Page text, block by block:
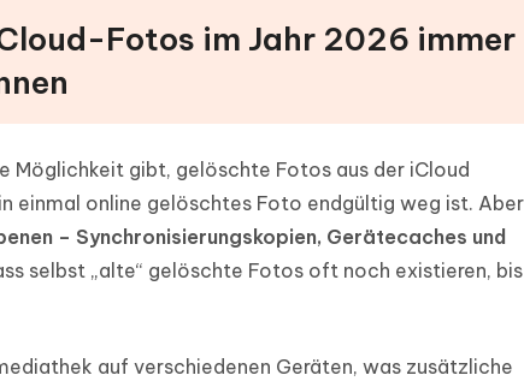
Fotos im Jahr 2026 immer
Möglichkeit gibt, gelöschte Fotos aus der iCloud
einmal online gelöschtes Foto endgültig weg ist.
– Synchronisierungskopien, Gerätecaches und
selbst „alte“ gelöschte Fotos oft noch existieren,
auf verschiedenen Geräten, was zusätzliche